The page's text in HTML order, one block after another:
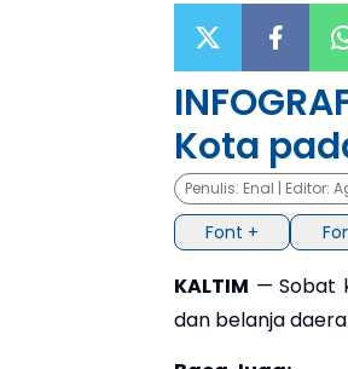
Kota
Penulis: Enal | Editor:
Font +
KALTIM — Sobat
dan belanja